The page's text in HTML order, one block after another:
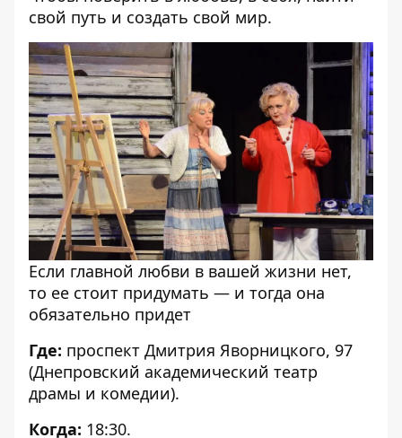
свой путь и создать свой мир.
Если главной любви в вашей жизни нет,
то ее стоит придумать — и тогда она
обязательно придет
Где: проспект Дмитрия Яворницкого, 97
(Днепровский академический театр
драмы и комедии).
Когда: 18:30.